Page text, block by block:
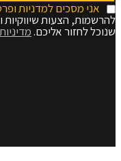
אני מסכים למדניות
להרשמות, הצעות
שנוכל לחזור אליכם.